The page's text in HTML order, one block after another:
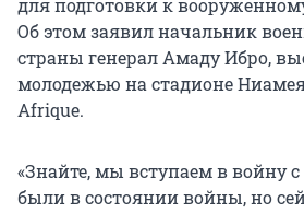
для подготовки к
Об этом заявил начальник
страны генерал Амаду Ибро,
молодежью на стадионе
Afrique.
«Знайте, мы вступаем в войну
были в состоянии войны, но